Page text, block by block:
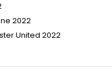
2022
United 2022